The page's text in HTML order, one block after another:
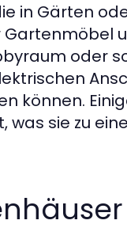
in Gärten
oder
können.
was sie zu